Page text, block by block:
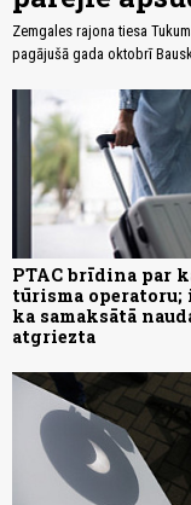
Zemgales rajona tiesa
pagājušā gada oktobrī
PTAC brīdina par
tūrisma
ka samaksātā
atgriezta